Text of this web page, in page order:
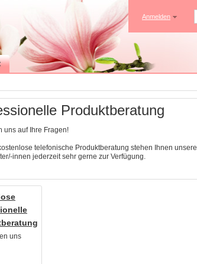
Anmelden
Produktberatung
uns auf Ihre Fragen!
telefonische Produktberatung stehen Ihnen unsere
innen jederzeit sehr gerne zur Verfügung.
uns